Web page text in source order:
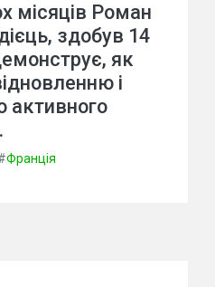
місяців Роман
здобув 14
як
і
активного
Франція